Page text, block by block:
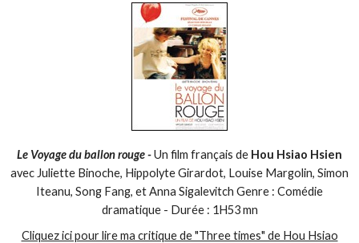
Le Voyage du ballon rouge -Un film français de Hou Hsiao Hsien
avec Juliette Binoche, Hippolyte Girardot, Louise Margolin, Simon
Iteanu, Song Fang, et Anna Sigalevitch Genre : Comédie
dramatique - Durée : 1H53 mn
Cliquez ici pour lire ma critique de "Three times" de Hou Hsiao